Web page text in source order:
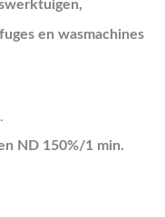
en wasmachines
ND 150%/1 min.